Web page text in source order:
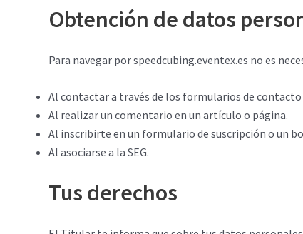
Obtención de datos
Para navegar por speedcubing.eventex.es no es
Al contactar a través de los formularios de
Al realizar un comentario en un artículo o página.
Al inscribirte en un formulario de suscripción o un
Al asociarse a la SEG.
Tus derechos